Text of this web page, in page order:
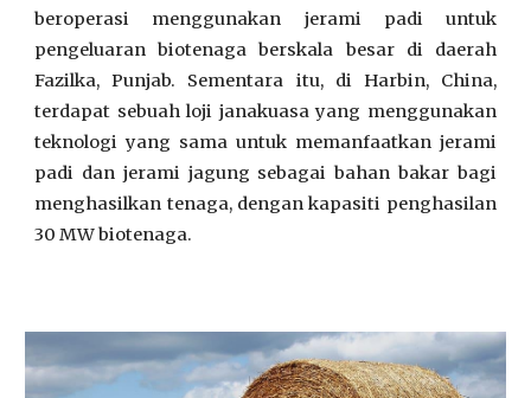
beroperasi menggunakan jerami padi untuk
pengeluaran biotenaga berskala besar di daerah
Fazilka, Punjab. Sementara itu, di Harbin, China,
terdapat sebuah loji janakuasa yang menggunakan
teknologi yang sama untuk memanfaatkan jerami
padi dan jerami jagung sebagai bahan bakar bagi
menghasilkan tenaga, dengan kapasiti penghasilan
30 MW biotenaga.